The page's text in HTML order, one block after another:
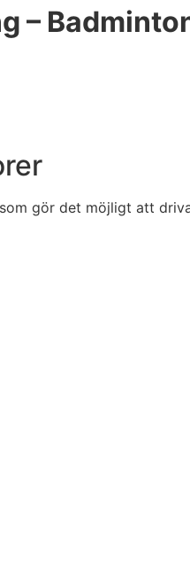
–
gör det möjligt att